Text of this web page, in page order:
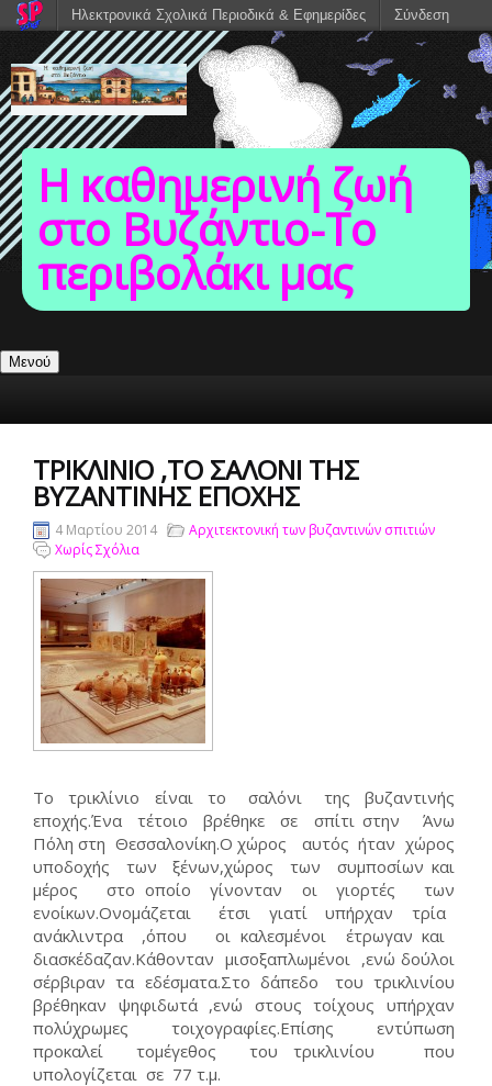
Η καθημερινή ζωή
στο Βυζάντιο-To
περιβολάκι μας
Μενού
ΤΡΙΚΛΊΝΙΟ ,ΤΟ ΣΑΛΌΝΙ ΤΗΣ
ΒΥΖΑΝΤΙΝΉΣ ΕΠΟΧΉΣ
4 Μαρτίου 2014
Αρχιτεκτονική των βυζαντινών σπιτιών
Χωρίς Σχόλια
Το τρικλίνιο είναι το σαλόνι της βυζαντινής
εποχής.Ένα τέτοιο βρέθηκε σε σπίτι στην Άνω
Πόλη στη Θεσσαλονίκη.Ο χώρος αυτός ήταν χώρος
υποδοχής των ξένων,χώρος των συμποσίων και
μέρος στο οποίο γίνονταν οι γιορτές των
ενοίκων.Ονομάζεται έτσι γιατί υπήρχαν τρία
ανάκλιντρα ,όπου οι καλεσμένοι έτρωγαν και
διασκέδαζαν.Κάθονταν μισοξαπλωμένοι ,ενώ δούλοι
σέρβιραν τα εδέσματα.Στο δάπεδο του τρικλινίου
βρέθηκαν ψηφιδωτά ,ενώ στους τοίχους υπήρχαν
πολύχρωμες τοιχογραφίες.Επίσης εντύπωση
προκαλεί τομέγεθος του τρικλινίου που
υπολογίζεται σε 77 τ.μ.
Ηλεκτρονικά Σχολικά Περιοδικά & Εφημερίδες Σύνδεση